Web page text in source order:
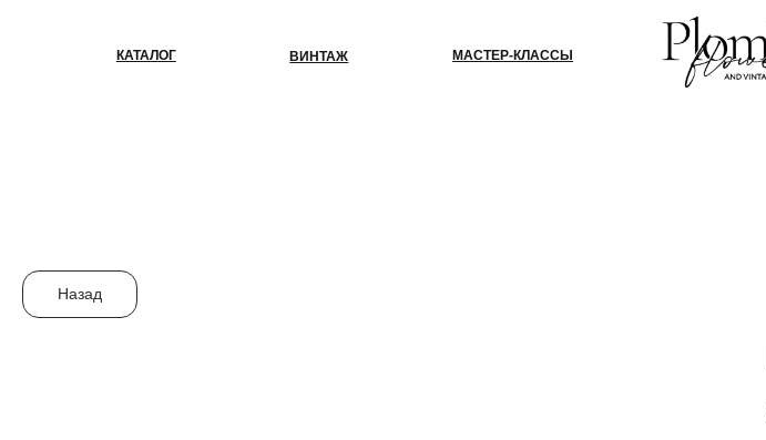
ВИНТАЖ МАСТЕР-КЛАССЫ
КАТАЛОГ
Назад